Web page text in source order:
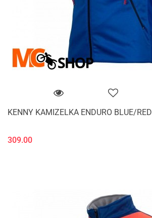
KENNY KAMIZELKA ENDURO BLUE/RED
309.00